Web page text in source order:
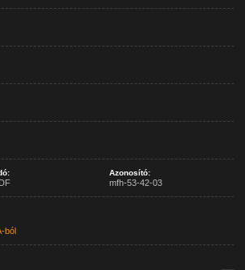
Azonosító:
mfh-53-42-03
ból